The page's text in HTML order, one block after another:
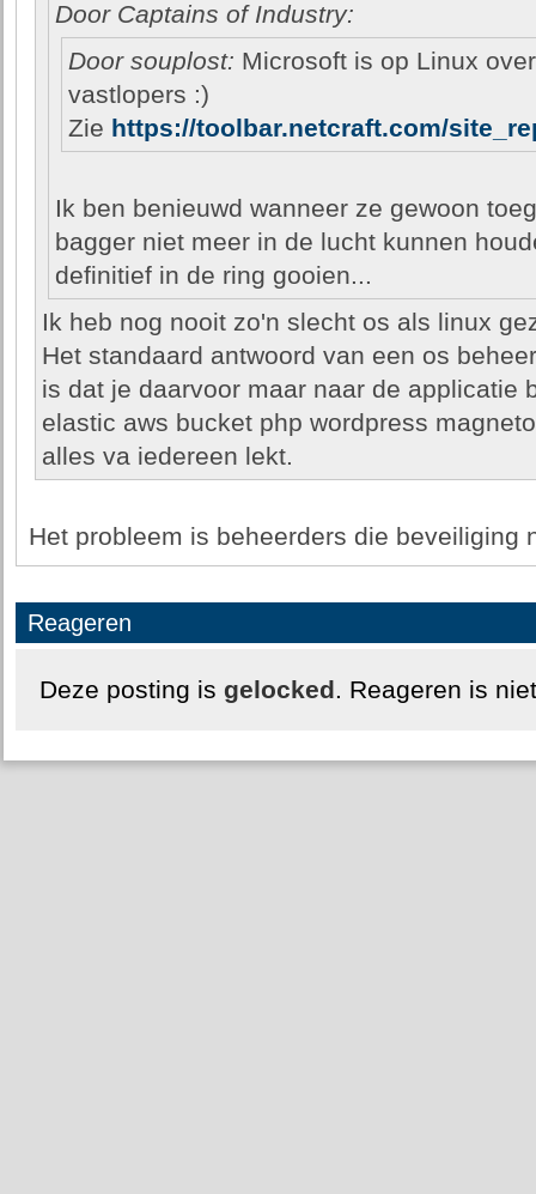
Door Captains of Industry:
Door souplost: Microsoft is op Linux
vastlopers :)
Zie https://toolbar.netcraft.com/
Ik ben benieuwd wanneer ze gewoon
bagger niet meer in de lucht kunnen
definitief in de ring gooien...
Ik heb nog nooit zo'n slecht os als linux
Het standaard antwoord van een os
is dat je daarvoor maar naar de applicatie
elastic aws bucket php wordpress
alles va iedereen lekt.
Het probleem is beheerders die beveiliging
Reageren
Deze posting is gelocked. Reageren is